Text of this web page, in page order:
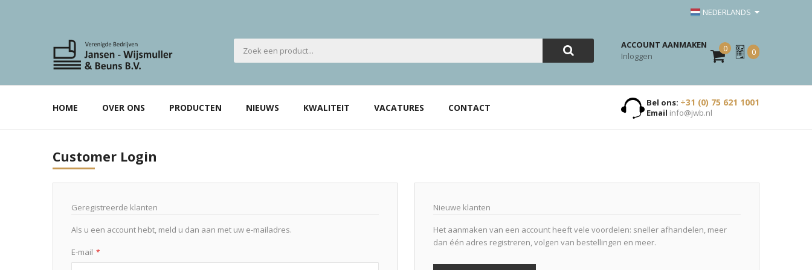
NEDERLANDS
ACCOUNT AANMAKEN
Inloggen
0
Mijn
Offerte
0
HOME OVER ONS PRODUCTEN NIEUWS KWALITEIT VACATURES CONTACT Bel ons: +31 (0) 75 621 1001
Email info@jwb.nl
Customer Login
Geregistreerde klanten
Als u een account hebt, meld u dan aan met uw e-mailadres.
E-mail
Nieuwe klanten
Het aanmaken van een account heeft vele voordelen: sneller afhandelen, meer
dan één adres registreren, volgen van bestellingen en meer.